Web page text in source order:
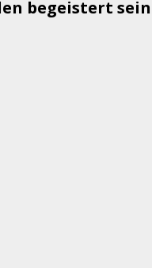
begeistert